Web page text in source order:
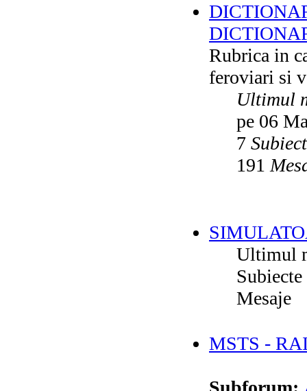
Rubrica in
feroviari si
Ultimul
pe 06
7
191
Ultimul
Subiecte
Mesaje
MSTS -